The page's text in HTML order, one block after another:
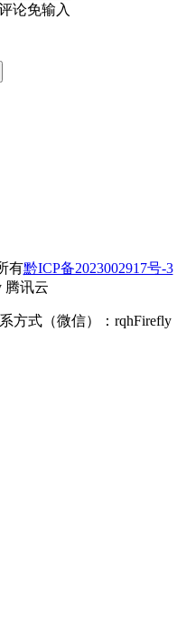
论免输入
有黔ICP备2023002917号-3
腾讯云
式（微信）：rqhFirefly